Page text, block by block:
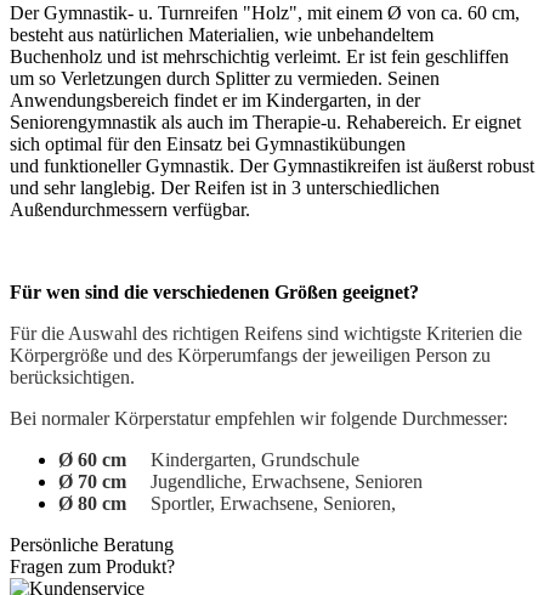
Der Gymnastik- u. Turnreifen "Holz", mit einem Ø von ca. 60 cm,
besteht aus natürlichen Materialien, wie unbehandeltem
Buchenholz und ist mehrschichtig verleimt. Er ist fein geschliffen
um so Verletzungen durch Splitter zu vermieden. Seinen
Anwendungsbereich findet er im Kindergarten, in der
Seniorengymnastik als auch im Therapie-u. Rehabereich. Er eignet
sich optimal für den Einsatz bei Gymnastikübungen
und funktioneller Gymnastik. Der Gymnastikreifen ist äußerst robust
und sehr langlebig. Der Reifen ist in 3 unterschiedlichen
Außendurchmessern verfügbar.
Für wen sind die verschiedenen Größen geeignet?
Für die Auswahl des richtigen Reifens sind wichtigste Kriterien die
Körpergröße und des Körperumfangs der jeweiligen Person zu
berücksichtigen.
Bei normaler Körperstatur empfehlen wir folgende Durchmesser:
Ø 60 cm Kindergarten, Grundschule
Ø 70 cm Jugendliche, Erwachsene, Senioren
Ø 80 cm Sportler, Erwachsene, Senioren,
Persönliche Beratung
Fragen zum Produkt?